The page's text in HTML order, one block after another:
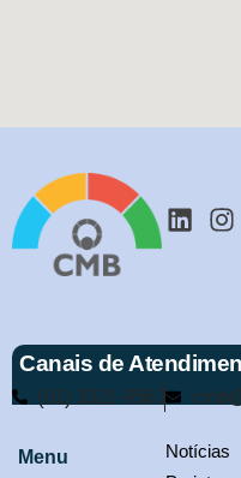
Canais de
(61) 3321-9563
Menu
Notícias